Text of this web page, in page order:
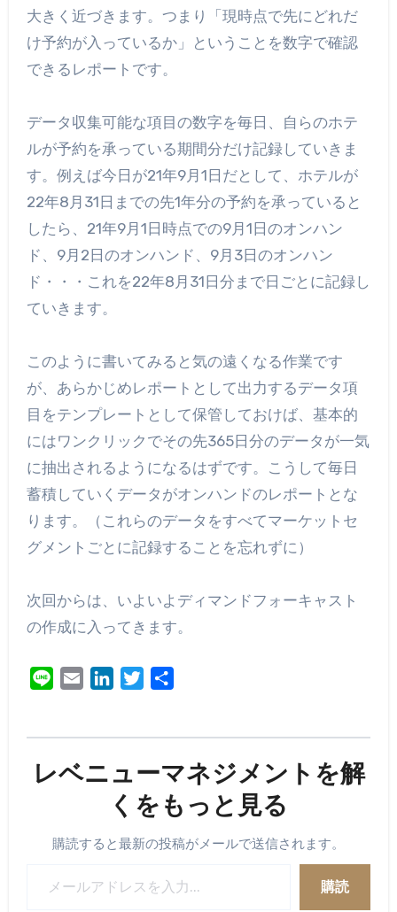
大きく近づきます。つまり「現時点で先にどれだ
け予約が入っているか」ということを数字で確認
できるレポートです。
データ収集可能な項目の数字を毎日、自らのホテ
ルが予約を承っている期間分だけ記録していきま
す。例えば今日が21年9月1日だとして、ホテルが
22年8月31日までの先1年分の予約を承っていると
したら、21年9月1日時点での9月1日のオンハン
ド、9月2日のオンハンド、9月3日のオンハン
ド・・・これを22年8月31日分まで日ごとに記録し
ていきます。
このように書いてみると気の遠くなる作業です
が、あらかじめレポートとして出力するデータ項
目をテンプレートとして保管しておけば、基本的
にはワンクリックでその先365日分のデータが一気
に抽出されるようになるはずです。こうして毎日
蓄積していくデータがオンハンドのレポートとな
ります。（これらのデータをすべてマーケットセ
グメントごとに記録することを忘れずに）
次回からは、いよいよディマンドフォーキャスト
の作成に入ってきます。
Line Email LinkedInTwitter
レベニューマネジメントを解
くをもっと見る
購読すると最新の投稿がメールで送信されます。
購読